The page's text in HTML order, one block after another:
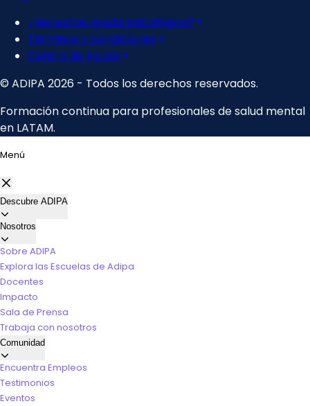
Menú
Descubre ADIPA
Nosotros
Sobre ADIPA
Explora las Escuelas de Adipa
Docentes
Impacto
Sala de Prensa
Trabaja con nosotros
Comunidad
Encuentra Empleos
Testimonios
Eventos